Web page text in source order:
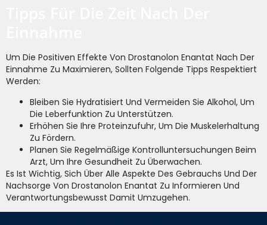
Um Die Positiven Effekte Von Drostanolon Enantat Nach Der
Einnahme Zu Maximieren, Sollten Folgende Tipps Respektiert
Werden:
Bleiben Sie Hydratisiert Und Vermeiden Sie Alkohol, Um
Die Leberfunktion Zu Unterstützen.
Erhöhen Sie Ihre Proteinzufuhr, Um Die Muskelerhaltung
Zu Fördern.
Planen Sie Regelmäßige Kontrolluntersuchungen Beim
Arzt, Um Ihre Gesundheit Zu Überwachen.
Es Ist Wichtig, Sich Über Alle Aspekte Des Gebrauchs Und Der
Nachsorge Von Drostanolon Enantat Zu Informieren Und
Verantwortungsbewusst Damit Umzugehen.